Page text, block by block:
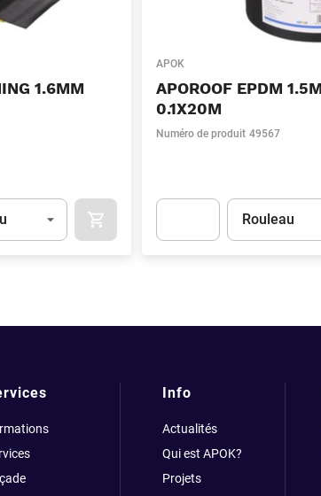
1.6MM
AJOUTER AU PANIER
APOK
APOROOF EPDM
0.1X20M
Numéro de produit 49567
Unité
Rouleau
Info
Actualités
Qui est APOK?
Projets